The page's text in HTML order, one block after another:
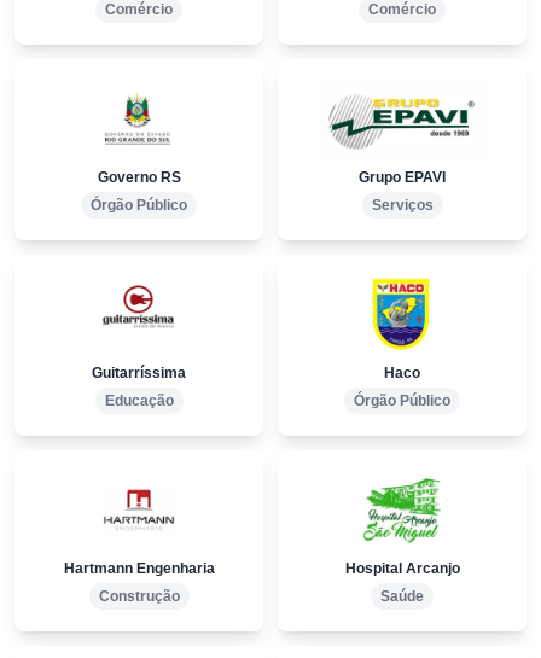
Comércio Comércio
Governo RS
Órgão Público
Grupo EPAVI
Serviços
Guitarríssima
Educação
Haco
Órgão Público
Hartmann Engenharia
Construção
Hospital Arcanjo
Saúde